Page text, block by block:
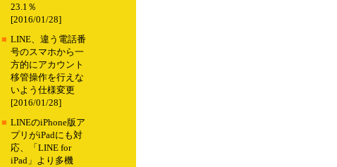
23.1％
[2016/01/28]
■ LINE、違う電話番
号のスマホから一
方的にアカウント
移管操作を行えな
いよう仕様変更
[2016/01/28]
■ LINEのiPhone版ア
プリがiPadにも対
応、「LINE for
iPad」より多機